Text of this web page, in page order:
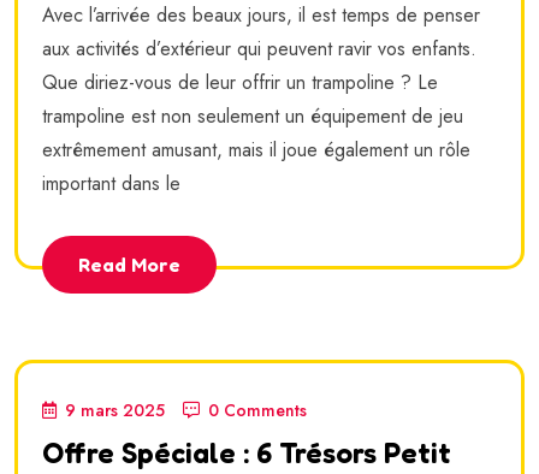
Avec l’arrivée des beaux jours, il est temps de penser
aux activités d’extérieur qui peuvent ravir vos enfants.
Que diriez-vous de leur offrir un trampoline ? Le
trampoline est non seulement un équipement de jeu
extrêmement amusant, mais il joue également un rôle
important dans le
Read More
9 mars 2025 0 Comments
Offre Spéciale : 6 Trésors Petit